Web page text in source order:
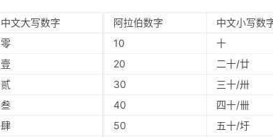
中文大写数字
零
壹
贰
叁
肆
阿拉伯数字 中文小写数
10
十
20
二十/廿
30
三十/卅
40
四十/卌
50
五十/圩